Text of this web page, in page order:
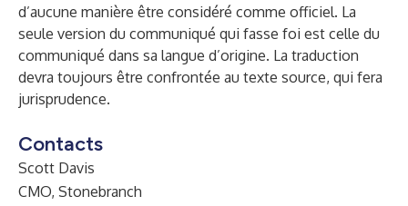
d’aucune manière être considéré comme officiel. La
seule version du communiqué qui fasse foi est celle du
communiqué dans sa langue d’origine. La traduction
devra toujours être confrontée au texte source, qui fera
jurisprudence.
Contacts
Scott Davis
CMO, Stonebranch